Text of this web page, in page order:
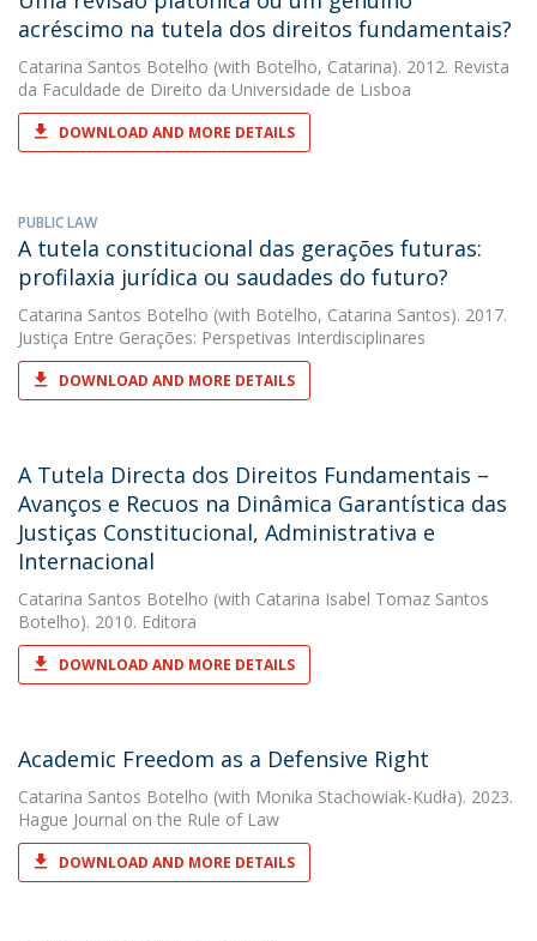
acréscimo na tutela dos direitos fundamentais?
Catarina Santos Botelho (with Botelho, Catarina). 2012. Revista
da Faculdade de Direito da Universidade de Lisboa
DOWNLOAD AND MORE DETAILS
PUBLIC LAW
A tutela constitucional das gerações futuras:
profilaxia jurídica ou saudades do futuro?
Catarina Santos Botelho (with Botelho, Catarina Santos). 2017.
Justiça Entre Gerações: Perspetivas Interdisciplinares
DOWNLOAD AND MORE DETAILS
A Tutela Directa dos Direitos Fundamentais –
Avanços e Recuos na Dinâmica Garantística das
Justiças Constitucional, Administrativa e
Internacional
Catarina Santos Botelho (with Catarina Isabel Tomaz Santos
Botelho). 2010. Editora
DOWNLOAD AND MORE DETAILS
Academic Freedom as a Defensive Right
Catarina Santos Botelho (with Monika Stachowiak-Kudła). 2023.
Hague Journal on the Rule of Law
DOWNLOAD AND MORE DETAILS